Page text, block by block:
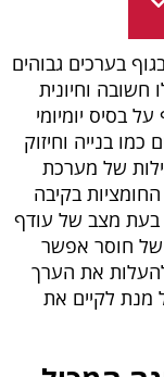
בערכים גבוהים
וחיונית
בסיס יומיומי
כמו בנייה וחיזוק
של מערכת
בקיבה
בעת מצב של עודף
של חוסר אפשר
להעלות את הערך
מנת לקיים את